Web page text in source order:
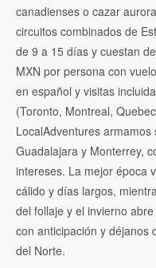
canadienses o cazar
circuitos combinados de
de 9 a 15 días y cuestan
MXN por persona con
en español y visitas
(Toronto, Montreal,
LocalAdventures
Guadalajara y Monterrey,
intereses. La mejor época
cálido y días largos,
del follaje y el invierno
con anticipación y déjanos
del Norte.